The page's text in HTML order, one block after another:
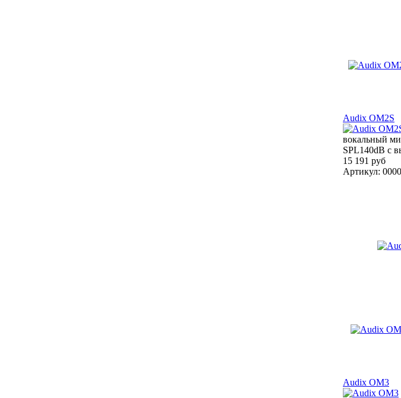
Audix OM2S
вокальный
SPL140dB с
15 191 руб
Артикул:
Audix OM3